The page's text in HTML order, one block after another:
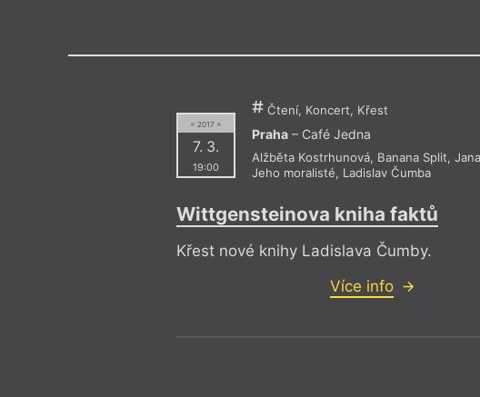
= 2017 =
7. 3.
19:00
Čtení, Koncert, Křest
Praha– Café Jedna
Alžběta Kostrhunová, Banana Split,
Jeho moralisté, Ladislav Čumba
Wittgensteinova kniha faktů
Křest nové knihy Ladislava Čumby.
Více info